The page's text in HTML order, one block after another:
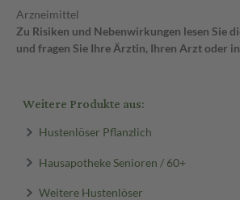
Arzneimittel
Zu Risiken und Nebenwirkungen lesen Sie
und fragen Sie Ihre Ärztin, Ihren Arzt oder
Weitere Produkte aus:
Hustenlöser Pflanzlich
Hausapotheke Senioren / 60+
Weitere Hustenlöser